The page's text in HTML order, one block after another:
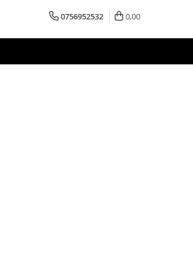
0756952532 0,00